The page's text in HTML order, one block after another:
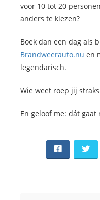
voor 10 tot 20
anders te kiezen?
Boek dan een dag als
Brandweerauto.nu en
legendarisch.
Wie weet roep jij
En geloof me: dát